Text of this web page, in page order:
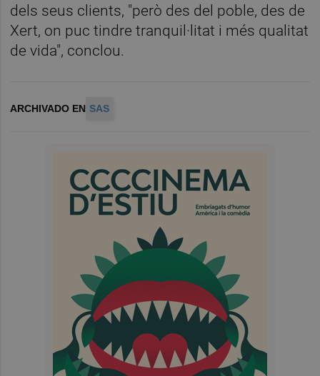
dels seus clients, "però des del poble, des de
Xert, on puc tindre tranquil·litat i més qualitat
de vida", conclou.
ARCHIVADO EN SAS